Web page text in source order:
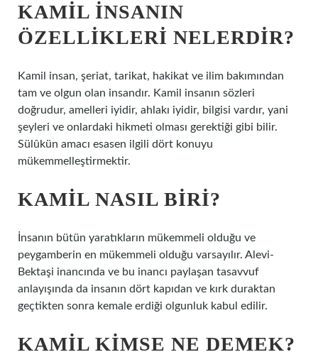
KAMIL INSANIN
ÖZELLIKLERI NELERDIR?
Kamil insan, şeriat, tarikat, hakikat ve ilim bakımından
tam ve olgun olan insandır. Kamil insanın sözleri
doğrudur, amelleri iyidir, ahlakı iyidir, bilgisi vardır, yani
şeyleri ve onlardaki hikmeti olması gerektiği gibi bilir.
Sülûkün amacı esasen ilgili dört konuyu
mükemmelleştirmektir.
KAMIL NASIL BIRI?
İnsanın bütün yaratıkların mükemmeli olduğu ve
peygamberin en mükemmeli olduğu varsayılır. Alevi-
Bektaşi inancında ve bu inancı paylaşan tasavvuf
anlayışında da insanın dört kapıdan ve kırk duraktan
geçtikten sonra kemale erdiği olgunluk kabul edilir.
KAMIL KIMSE NE DEMEK?